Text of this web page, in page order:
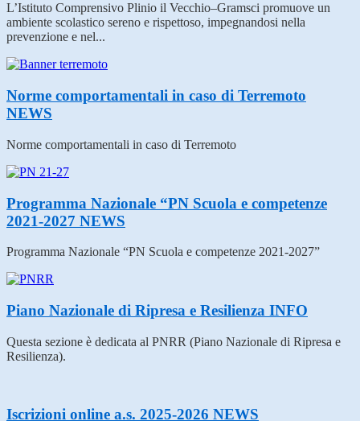
L’Istituto Comprensivo Plinio il Vecchio–Gramsci promuove un
ambiente scolastico sereno e rispettoso, impegnandosi nella
prevenzione e nel...
Norme comportamentali in caso di Terremoto
NEWS
Norme comportamentali in caso di Terremoto
Programma Nazionale “PN Scuola e competenze
2021-2027 NEWS
Programma Nazionale “PN Scuola e competenze 2021-2027”
Piano Nazionale di Ripresa e Resilienza INFO
Questa sezione è dedicata al PNRR (Piano Nazionale di Ripresa e
Resilienza).
Iscrizioni online a.s. 2025-2026 NEWS